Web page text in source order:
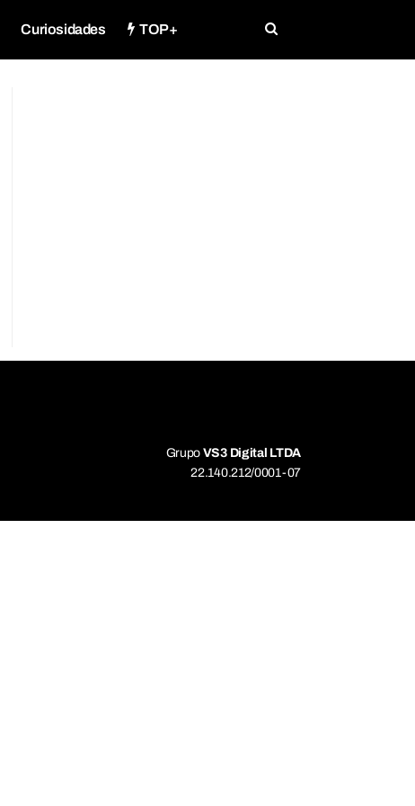
Curiosidades TOP+
Grupo VS3 Digital LTDA
22.140.212/0001-07